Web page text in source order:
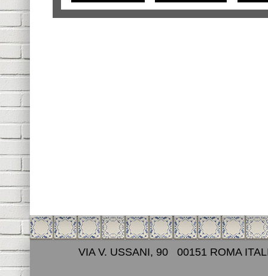
VIA V. USSANI, 90 00151 ROMA